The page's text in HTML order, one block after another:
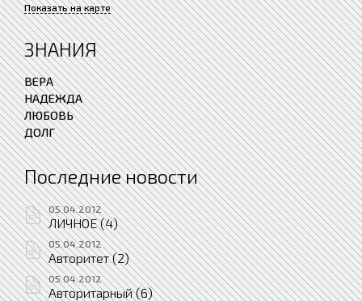
Показать на карте
ЗНАНИЯ
ВЕРА
НАДЕЖДА
ЛЮБОВЬ
ДОЛГ
Последние новости
05.04.2012
ЛИЧНОЕ (4)
05.04.2012
Авторитет (2)
05.04.2012
Авторитарный (6)